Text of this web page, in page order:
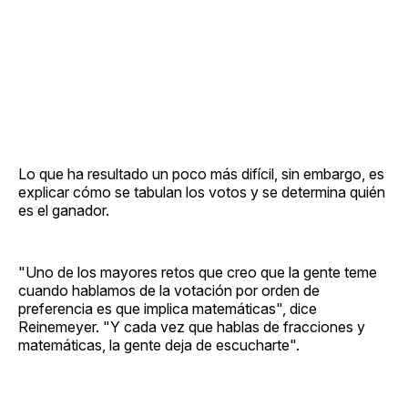
Lo que ha resultado un poco más difícil, sin embargo, es
explicar cómo se tabulan los votos y se determina quién
es el ganador.
"Uno de los mayores retos que creo que la gente teme
cuando hablamos de la votación por orden de
preferencia es que implica matemáticas", dice
Reinemeyer. "Y cada vez que hablas de fracciones y
matemáticas, la gente deja de escucharte".